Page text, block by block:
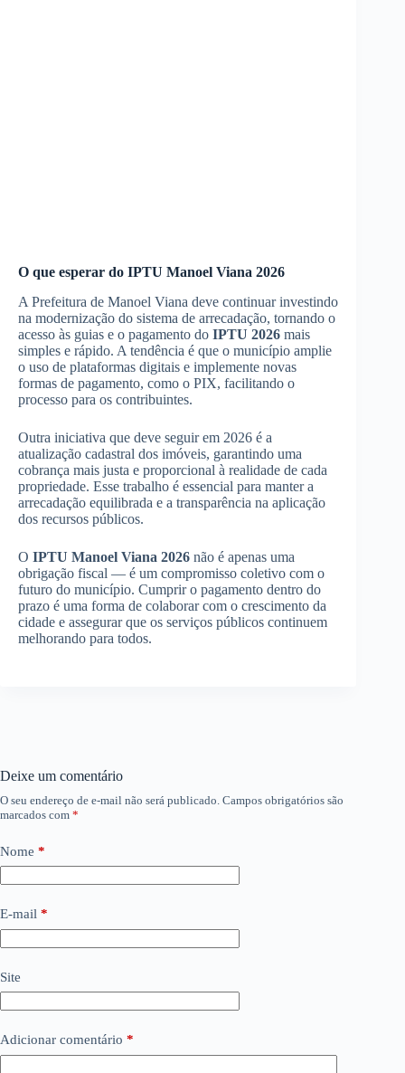
O que esperar do IPTU Manoel Viana 2026
A Prefeitura de Manoel Viana deve continuar investindo
na modernização do sistema de arrecadação, tornando o
acesso às guias e o pagamento do IPTU 2026 mais
simples e rápido. A tendência é que o município amplie
o uso de plataformas digitais e implemente novas
formas de pagamento, como o PIX, facilitando o
processo para os contribuintes.
Outra iniciativa que deve seguir em 2026 é a
atualização cadastral dos imóveis, garantindo uma
cobrança mais justa e proporcional à realidade de cada
propriedade. Esse trabalho é essencial para manter a
arrecadação equilibrada e a transparência na aplicação
dos recursos públicos.
O IPTU Manoel Viana 2026 não é apenas uma
obrigação fiscal — é um compromisso coletivo com o
futuro do município. Cumprir o pagamento dentro do
prazo é uma forma de colaborar com o crescimento da
cidade e assegurar que os serviços públicos continuem
melhorando para todos.
Deixe um comentário
O seu endereço de e-mail não será publicado. Campos obrigatórios são
marcados com *
Nome *
E-mail *
Site
Adicionar comentário *